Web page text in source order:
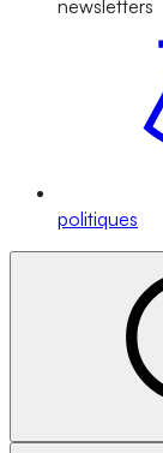
newsletters
politiques